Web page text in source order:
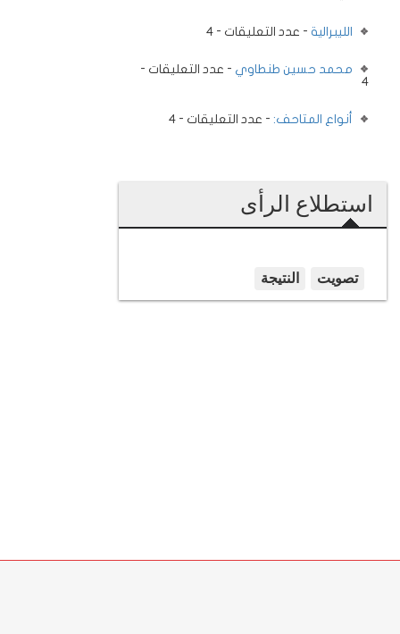
الليبرالية - عدد التعليقات - 4
محمد حسين طنطاوي - عدد التعليقات -
4
أنواع المتاحف: - عدد التعليقات - 4
استطلاع الرأى